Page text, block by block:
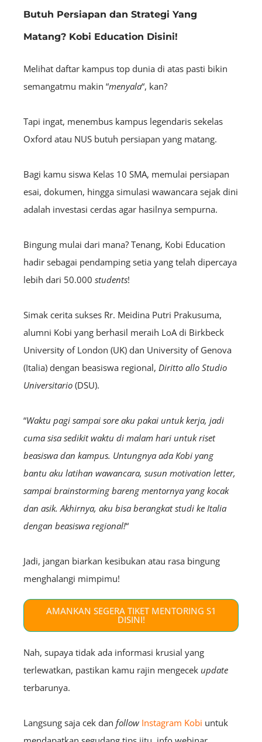
Butuh Persiapan dan Strategi Yang
Matang? Kobi Education Disini!
Melihat daftar kampus top dunia di atas pasti bikin
semangatmu makin “menyala“, kan?
Tapi ingat, menembus kampus legendaris sekelas
Oxford atau NUS butuh persiapan yang matang.
Bagi kamu siswa Kelas 10 SMA, memulai persiapan
esai, dokumen, hingga simulasi wawancara sejak dini
adalah investasi cerdas agar hasilnya sempurna.
Bingung mulai dari mana? Tenang, Kobi Education
hadir sebagai pendamping setia yang telah dipercaya
lebih dari 50.000 students!
Simak cerita sukses Rr. Meidina Putri Prakusuma,
alumni Kobi yang berhasil meraih LoA di Birkbeck
University of London (UK) dan University of Genova
(Italia) dengan beasiswa regional, Diritto allo Studio
Universitario (DSU).
“Waktu pagi sampai sore aku pakai untuk kerja, jadi
cuma sisa sedikit waktu di malam hari untuk riset
beasiswa dan kampus. Untungnya ada Kobi yang
bantu aku latihan wawancara, susun motivation letter,
sampai brainstorming bareng mentornya yang kocak
dan asik. Akhirnya, aku bisa berangkat studi ke Italia
dengan beasiswa regional!“
Jadi, jangan biarkan kesibukan atau rasa bingung
menghalangi mimpimu!
AMANKAN SEGERA TIKET MENTORING S1
DISINI!
Nah, supaya tidak ada informasi krusial yang
terlewatkan, pastikan kamu rajin mengecek update
terbarunya.
Langsung saja cek dan follow Instagram Kobi untuk